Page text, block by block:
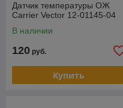
Датчик температуры ОЖ
Carrier Vector 12-01145-04
В наличии
120 руб.
Купить